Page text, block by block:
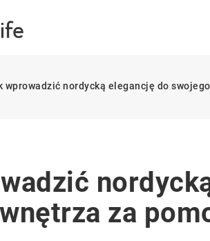
wprowadzić nordycką elegancję do
za